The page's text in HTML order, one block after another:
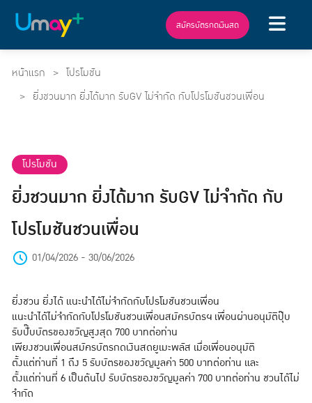
สมัครบัตรกดเงินสด
หน้าแรก
โปรโมชัน
ยิ่งชวนมาก ยิ่งได้มาก รับGV ไม่จำกัด กับโปรโมชันชวนเพื่อน
โปรโมชัน
ยิ่งชวนมาก ยิ่งได้มาก รับGV ไม่จำกัด กับ
โปรโมชันชวนเพื่อน
01/04/2026 - 30/06/2026
ยิ่งชวน ยิ่งได้ แนะนำได้ไม่จำกัดกับโปรโมชันชวนเพื่อน
แนะนำได้ไม่จำกัดกับโปรโมชันชวนเพื่อนสมัครบัตรฯ เพื่อนผ่านอนุมัติปุ๊บ
รับปั๊บบัตรของขวัญสูงสุด 700 บาทต่อท่าน
เพียงชวนเพื่อนสมัครบัตรกดเงินสดยูเมะพลัส เมื่อเพื่อนอนุมัติ
ตั้งแต่ท่านที่ 1 ถึง 5 รับบัตรของขวัญมูลค่า 500 บาทต่อท่าน และ
ตั้งแต่ท่านที่ 6 เป็นต้นไป รับบัตรของขวัญมูลค่า 700 บาทต่อท่าน ชวนได้ไม่
จำกัด